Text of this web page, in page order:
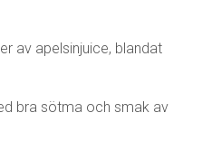
av apelsinjuice, blandat
bra sötma och smak av